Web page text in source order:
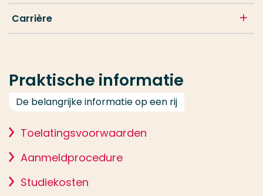
Carrière
Praktische informatie
De belangrijke informatie op een rij
Toelatingsvoorwaarden
Aanmeldprocedure
Studiekosten